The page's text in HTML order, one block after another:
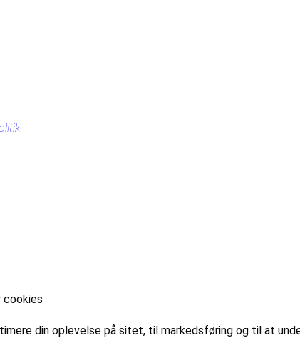
cookies
din oplevelse på sitet, til markedsføring og til at